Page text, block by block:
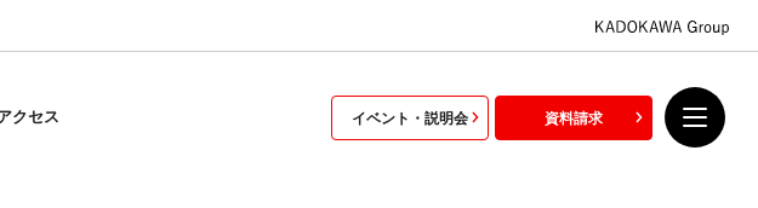
クセス イベント・説明会 資料請求